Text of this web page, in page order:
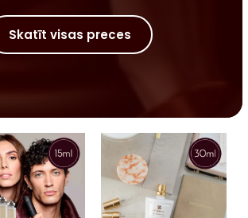
Skatīt visas preces